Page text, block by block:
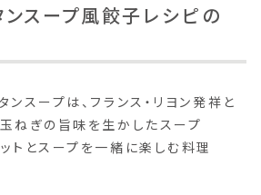
ンスープ風餃子レシピの
ンスープは、フランス・リヨン発祥と
ねぎの旨味を生かしたスープ
トとスープを一緒に楽しむ料理